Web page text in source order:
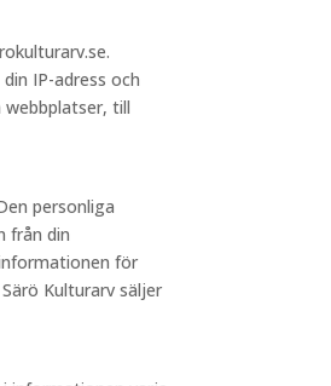
IP-adress och
till
personliga
från din
för
Kulturarv säljer